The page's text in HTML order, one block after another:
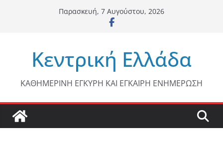
Παρασκευή, 7 Αυγούστου, 2026
Κεντρική Ελλάδα
ΚΑΘΗΜΕΡΙΝΗ ΕΓΚΥΡΗ ΚΑΙ ΕΓΚΑΙΡΗ ΕΝΗΜΕΡΩΣΗ